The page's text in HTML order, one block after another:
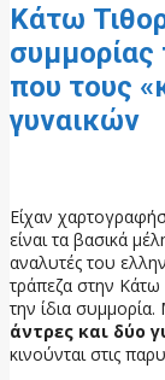
Κάτω
που τους
γυναικών
Είχαν
είναι τα βασικά
αναλυτές του
τράπεζα στην Κάτω
την ίδια
άντρες και δύο
κινούνται στις